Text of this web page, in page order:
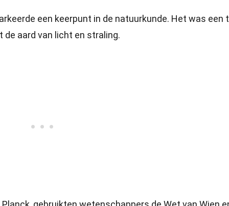
een keerpunt in de natuurkunde. Het was een
aard van licht en straling.